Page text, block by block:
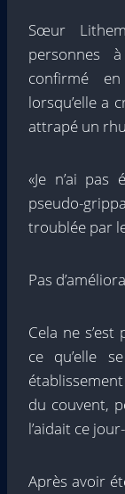
Sœur
personnes
confirmé
lorsqu’elle a
attrapé un
«Je n’ai pas
pseudo-
troublée par
Pas
Cela ne
ce qu’elle
du couvent,
l’aidait ce
Après avoir